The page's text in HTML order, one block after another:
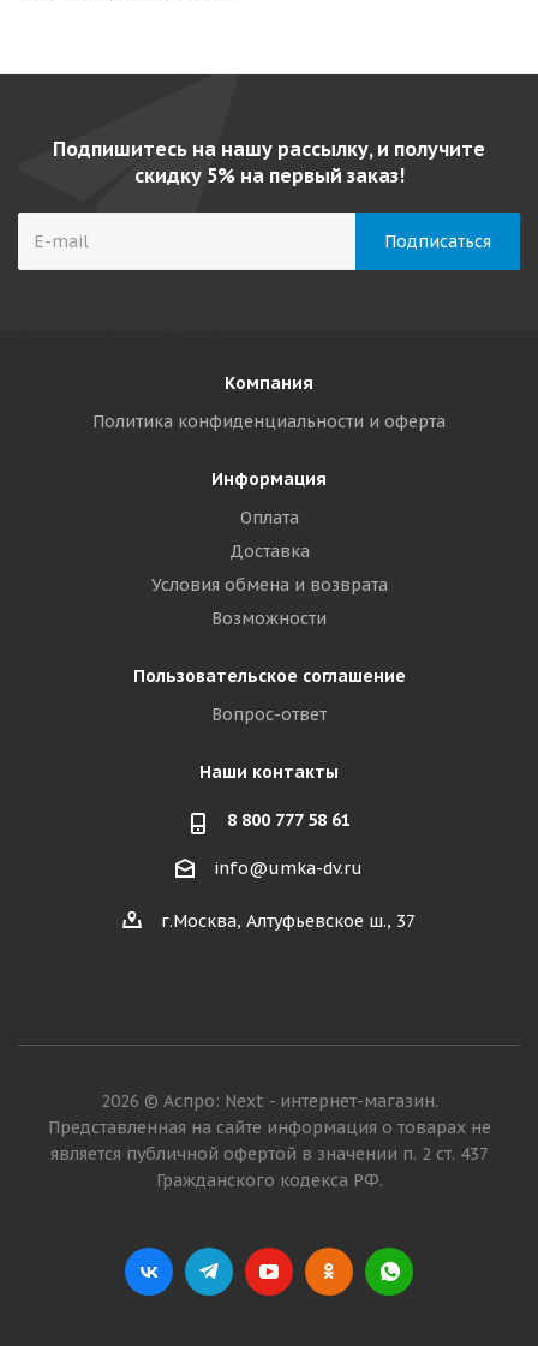
Подпишитесь на нашу рассылку, и получите
скидку 5% на первый заказ!
Компания
Политика конфиденциальности и оферта
Информация
Оплата
Доставка
Условия обмена и возврата
Возможности
Пользовательское соглашение
Вопрос-ответ
Наши контакты
8 800 777 58 61
info@umka-dv.ru
г.Москва, Алтуфьевское ш., 37
2026 © Аспро: Next - интернет-магазин.
Представленная на сайте информация о товарах не
является публичной офертой в значении п. 2 ст. 437
Гражданского кодекса РФ.